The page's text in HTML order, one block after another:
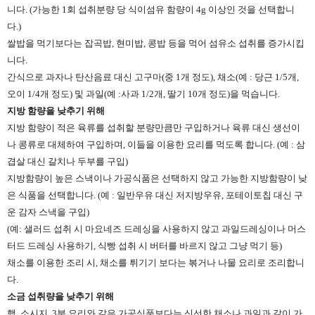
니다. (가능한 1회 섭취분량 당 식이섬유 함량이 4g 이상인 것을 선택합니
다.)
쌀밥을 먹기보다는 잡곡밥, 현미밥, 콩밥 등을 먹어 섬유소 섭취를 증가시킵
니다.
간식으로 과자나 탄산음료 대신 고구마(중 1개 정도), 채소(예 : 당근 1/5개,
오이 1/4개 정도) 및 과일(예 :사과 1/2개, 딸기 10개 정도)을 먹습니다.
지방 함량을 낮추기 위해
지방 함량이 적은 육류를 섭취할 분량만큼만 구입하거나 육류 대신 생선이
나 콩류로 대체하여 구입하며, 이들을 이용한 요리를 먹도록 합니다. (예 : 삼
겹살 대신 갈치나 두부를 구입)
지방함량이 높은 스낵이나 가공식품은 선택하지 않고 가능한 지방함량이 낮
은 식품을 선택합니다. (예 : 일반우유 대신 저지방우유, 포테이토칩 대신 구
운 감자 스낵을 구입)
(예: 샐러드 섭취 시 마요네즈 드레싱을 사용하지 않고 과일드레싱이나 머스
터드 드레싱 사용하기, 식빵 섭취 시 버터를 바르지 않고 그냥 먹기 등)
채소를 이용한 조리 시, 채소를 튀기기 보다는 볶거나 나물 요리로 조리합니
다.
소금 섭취량을 낮추기 위해